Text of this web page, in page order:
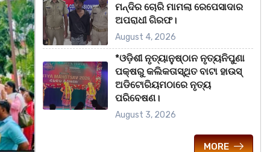
ମନ୍ଦିର ଚୋରି ମାମଲା ରେପେସାଦାର
ଅପରାଧୀ ଗିରଫ।
August 4, 2026
*ଓଡ଼ିଶୀ ନୃତ୍ୟାନୁଷ୍ଠାନ ନୃତ୍ୟନିପୁଣା
ପକ୍ଷରୁ କଲିକତାସ୍ଥିତ ବାଟା ହାଉସ୍
ଅଡିଟୋରିୟମଠାରେ ନୃତ୍ୟ
ପରିବେଷଣ।
August 3, 2026
MORE